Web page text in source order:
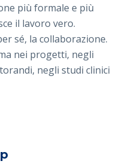
più formale e più
il lavoro vero.
sé, la collaborazione.
nei progetti, negli
negli studi clinici